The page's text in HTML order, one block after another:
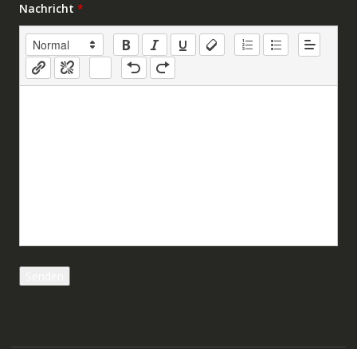
Nachricht *